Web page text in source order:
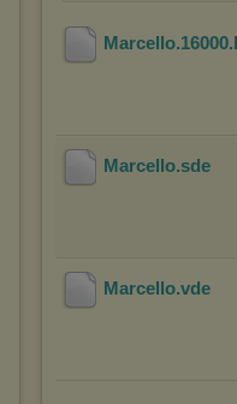
Marcello.sde
Marcello.vde